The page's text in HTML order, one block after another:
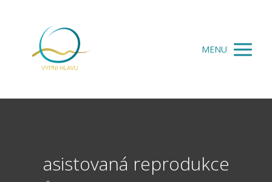
MENU
asistovaná reprodukce